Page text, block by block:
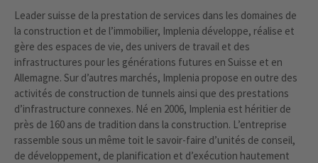
Leader suisse de la prestation de services dans les domaines de
la construction et de l’immobilier, Implenia développe, réalise et
gère des espaces de vie, des univers de travail et des
infrastructures pour les générations futures en Suisse et en
Allemagne. Sur d’autres marchés, Implenia propose en outre des
activités de construction de tunnels ainsi que des prestations
d’infrastructure connexes. Né en 2006, Implenia est héritier de
près de 160 ans de tradition dans la construction. L’entreprise
rassemble sous un même toit le savoir-faire d’unités de conseil,
de développement, de planification et d’exécution hautement